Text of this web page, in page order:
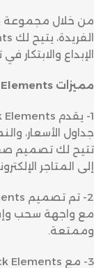
من خلال مجموعة
الإبداع
مميزات PowerPack Elements
جداول الأسعار،
تتيح لك تصميم
إلى المتاجر
مع واجهة سحب
وممتعة.